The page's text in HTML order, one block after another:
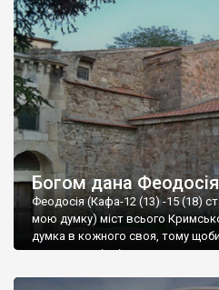
Богом дана
Феодосія (Кафа-12 (13) -15 (18)
мою думку) міст всього
думка в кожного своя, тому щоби
запрошую відвідати це